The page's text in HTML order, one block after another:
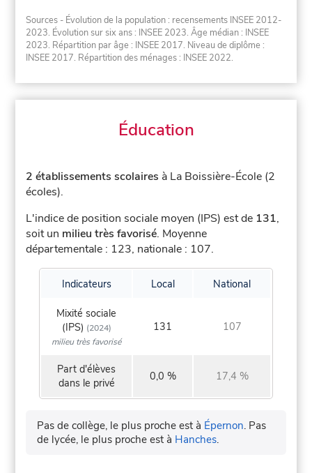
Sources - Évolution de la population : recensements INSEE 2012-
2023. Évolution sur six ans : INSEE 2023. Âge médian : INSEE
2023. Répartition par âge : INSEE 2017. Niveau de diplôme :
INSEE 2017. Répartition des ménages : INSEE 2022.
Éducation
2 établissements scolaires à La Boissière-École (2
écoles).
L'indice de position sociale moyen (IPS) est de 131,
soit un milieu très favorisé. Moyenne
départementale : 123, nationale : 107.
Indicateurs Local National
Mixité sociale
(IPS) (2024)
milieu très favorisé
131 107
Part d'élèves
dans le privé
0,0 % 17,4 %
Pas de collège, le plus proche est à Épernon. Pas
de lycée, le plus proche est à Hanches.